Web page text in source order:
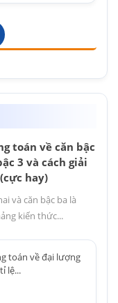
toán về căn bậc
3 và cách giải
hay)
và căn bậc ba là
kiến thức...
toán về đại lượng
lệ...